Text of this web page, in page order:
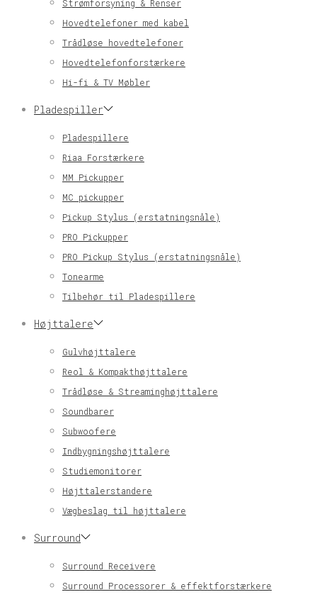
Strømforsyning & Renser
Hovedtelefoner med kabel
Trådløse hovedtelefoner
Hovedtelefonforstærkere
Hi-fi & TV Møbler
Pladespiller
Pladespillere
Riaa Forstærkere
MM Pickupper
MC pickupper
Pickup Stylus (erstatningsnåle)
PRO Pickupper
PRO Pickup Stylus (erstatningsnåle)
Tonearme
Tilbehør til Pladespillere
Højttalere
Gulvhøjttalere
Reol & Kompakthøjttalere
Trådløse & Streaminghøjttalere
Soundbarer
Subwoofere
Indbygningshøjttalere
Studiemonitorer
Højttalerstandere
Vægbeslag til højttalere
Surround
Surround Receivere
Surround Processorer & effektforstærkere